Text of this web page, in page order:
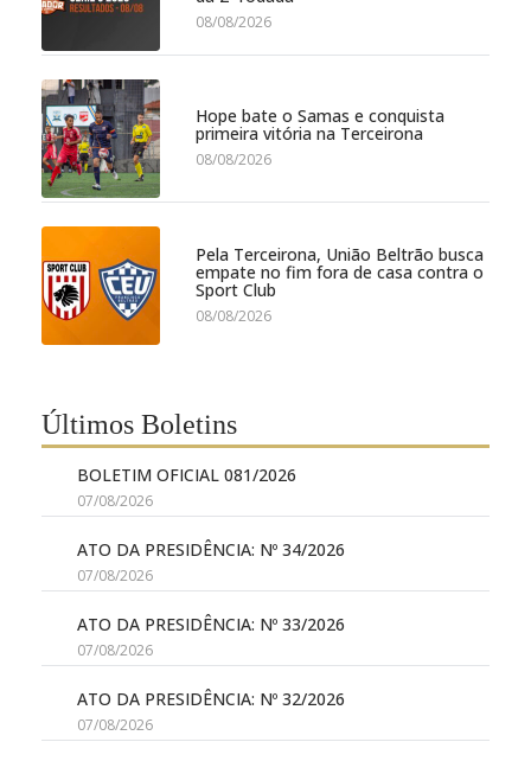
08/08/2026
Hope bate o Samas e conquista
primeira vitória na Terceirona
08/08/2026
Pela Terceirona, União Beltrão busca
empate no fim fora de casa contra o
Sport Club
08/08/2026
Últimos Boletins
BOLETIM OFICIAL 081/2026
07/08/2026
ATO DA PRESIDÊNCIA: Nº 34/2026
07/08/2026
ATO DA PRESIDÊNCIA: Nº 33/2026
07/08/2026
ATO DA PRESIDÊNCIA: Nº 32/2026
07/08/2026